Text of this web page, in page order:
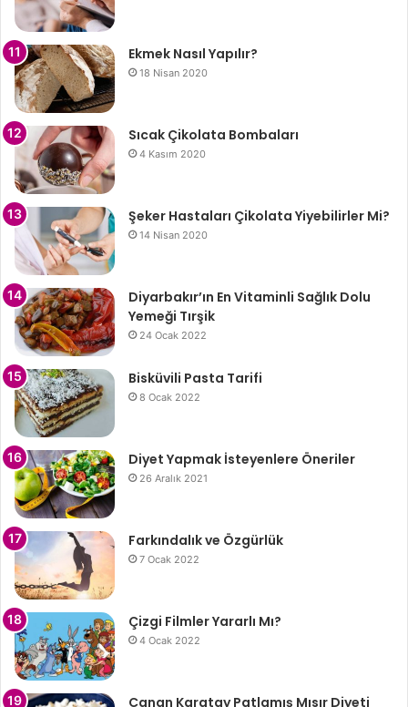
Ekmek Nasıl Yapılır?
18 Nisan 2020
Sıcak Çikolata Bombaları
4 Kasım 2020
Şeker Hastaları Çikolata Yiyebilirler Mi?
14 Nisan 2020
Diyarbakır’ın En Vitaminli Sağlık Dolu
Yemeği Tırşik
24 Ocak 2022
Bisküvili Pasta Tarifi
8 Ocak 2022
Diyet Yapmak İsteyenlere Öneriler
26 Aralık 2021
Farkındalık ve Özgürlük
7 Ocak 2022
Çizgi Filmler Yararlı Mı?
4 Ocak 2022
Canan Karatay Patlamış Mısır Diyeti